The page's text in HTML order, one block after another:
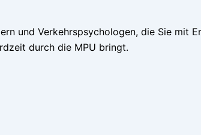
und Verkehrspsychologen, die Sie mit
durch die MPU bringt.